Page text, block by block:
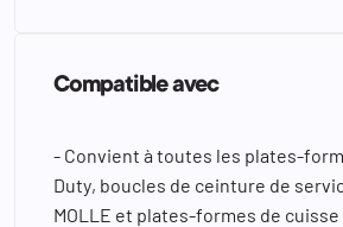
Compatible avec
- Convient à toutes les plates-
Duty, boucles de ceinture de
MOLLE et plates-formes de